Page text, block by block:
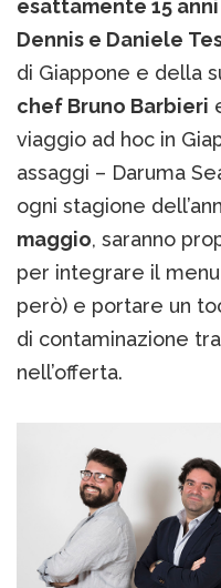
esattamente 15
Dennis e Daniele
di Giappone e della
chef Bruno Barbieri
viaggio ad hoc in
assaggi – Daruma
ogni stagione
maggio, saranno
per integrare il
però) e portare un
di contaminazione
nell’offerta.